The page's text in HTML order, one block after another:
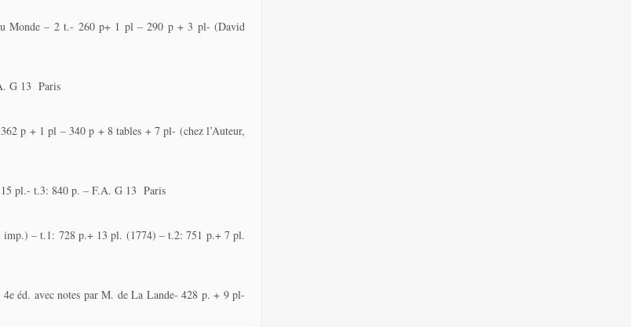
Monde – 2 t.- 260 p+ 1 pl – 290 p + 3 pl- (David
G 13 Paris
p + 1 pl – 340 p + 8 tables + 7 pl- (chez l’Auteur,
pl.- t.3: 840 p. – F.A. G 13 Paris
imp.) – t.1: 728 p.+ 13 pl. (1774) – t.2: 751 p.+ 7 pl.
4e éd. avec notes par M. de La Lande- 428 p. + 9 pl-